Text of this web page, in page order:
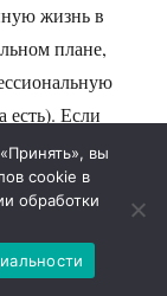
жизнь в
плане,
есть). Если
литературы
конечно,
классику до
можно
вы
cookie в
обработки